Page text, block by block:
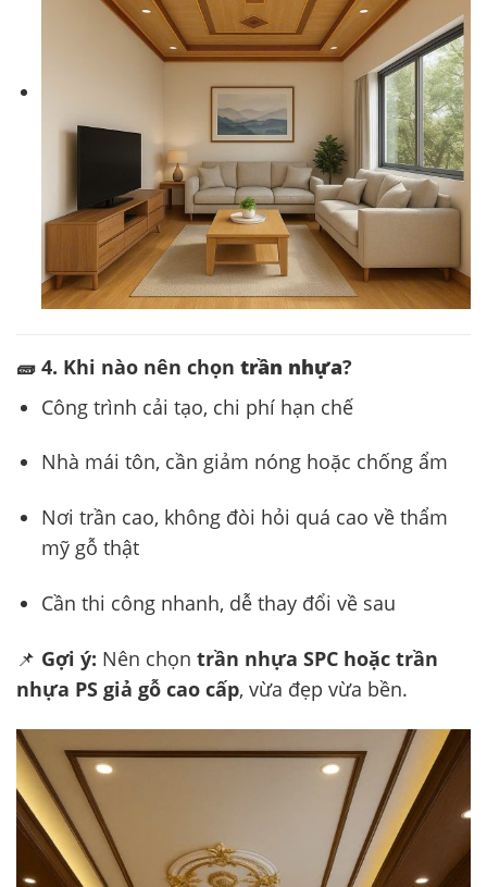
🧱 4. Khi nào nên chọn trần nhựa?
Công trình cải tạo, chi phí hạn chế
Nhà mái tôn, cần giảm nóng hoặc chống ẩm
Nơi trần cao, không đòi hỏi quá cao về thẩm
mỹ gỗ thật
Cần thi công nhanh, dễ thay đổi về sau
📌 Gợi ý: Nên chọn trần nhựa SPC hoặc trần
nhựa PS giả gỗ cao cấp, vừa đẹp vừa bền.